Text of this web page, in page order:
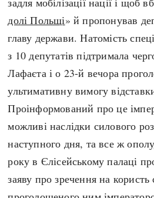
долі Польщі» й пропонував
главу держави. Натомість
з 10 депутатів підтримала
Лафаєта і о 23-й вечора
ультимативну вимогу
Проінформований про це
можливі наслідки силового
наступного дня, та все ж
року в Єлісейському палаці
заяву про зречення на користь